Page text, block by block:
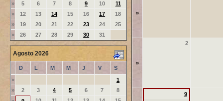
»
5 6 7 8 9 10
11
»
12 13 14 15 16 17
18
»
19 20 21 22 23 24
25
»
26 27 28 29 30 31
Agosto 2026
D L M M J V
S
»
1
»
2 3 4 5 6 7
8
»
»
2
9